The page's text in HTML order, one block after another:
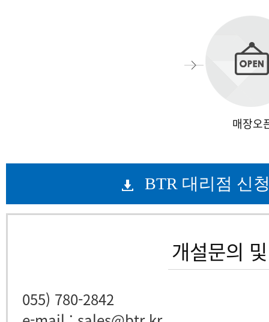
매장오
BTR 대리점 신
개설문의
055) 780-2842